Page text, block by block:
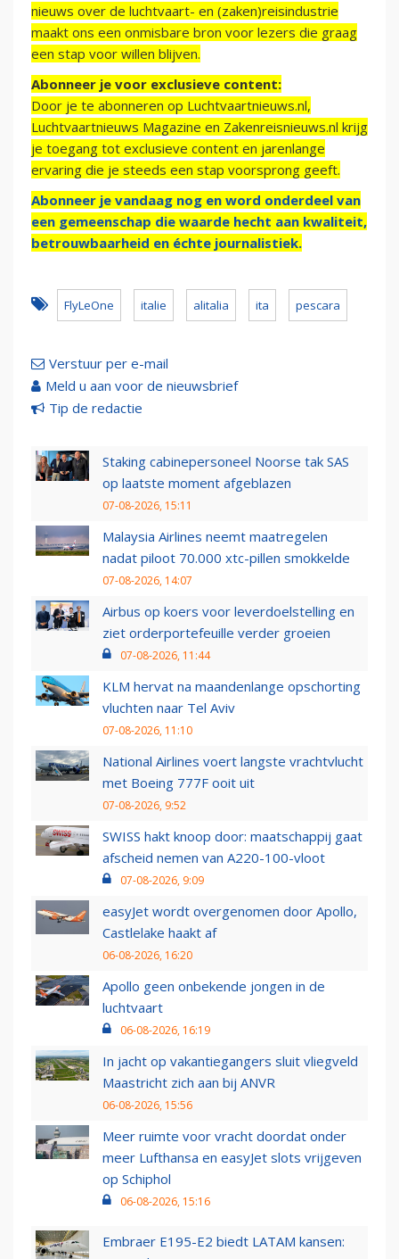
nieuws over de luchtvaart- en (zaken)reisindustrie
maakt ons een onmisbare bron voor lezers die graag
een stap voor willen blijven.
Abonneer je voor exclusieve content:
Door je te abonneren op Luchtvaartnieuws.nl,
Luchtvaartnieuws Magazine en Zakenreisnieuws.nl krijg
je toegang tot exclusieve content en jarenlange
ervaring die je steeds een stap voorsprong geeft.
Abonneer je vandaag nog en word onderdeel van
een gemeenschap die waarde hecht aan kwaliteit,
betrouwbaarheid en échte journalistiek.
FlyLeOne italie alitalia ita pescara
Verstuur per e-mail
Meld u aan voor de nieuwsbrief
Tip de redactie
Staking cabinepersoneel Noorse tak SAS
op laatste moment afgeblazen
07-08-2026, 15:11
Malaysia Airlines neemt maatregelen
nadat piloot 70.000 xtc-pillen smokkelde
07-08-2026, 14:07
Airbus op koers voor leverdoelstelling en
ziet orderportefeuille verder groeien
07-08-2026, 11:44
KLM hervat na maandenlange opschorting
vluchten naar Tel Aviv
07-08-2026, 11:10
National Airlines voert langste vrachtvlucht
met Boeing 777F ooit uit
07-08-2026, 9:52
SWISS hakt knoop door: maatschappij gaat
afscheid nemen van A220-100-vloot
07-08-2026, 9:09
easyJet wordt overgenomen door Apollo,
Castlelake haakt af
06-08-2026, 16:20
Apollo geen onbekende jongen in de
luchtvaart
06-08-2026, 16:19
In jacht op vakantiegangers sluit vliegveld
Maastricht zich aan bij ANVR
06-08-2026, 15:56
Meer ruimte voor vracht doordat onder
meer Lufthansa en easyJet slots vrijgeven
op Schiphol
06-08-2026, 15:16
Embraer E195-E2 biedt LATAM kansen: